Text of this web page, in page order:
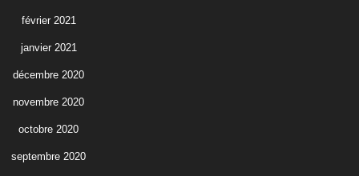
février 2021
janvier 2021
décembre 2020
novembre 2020
octobre 2020
septembre 2020